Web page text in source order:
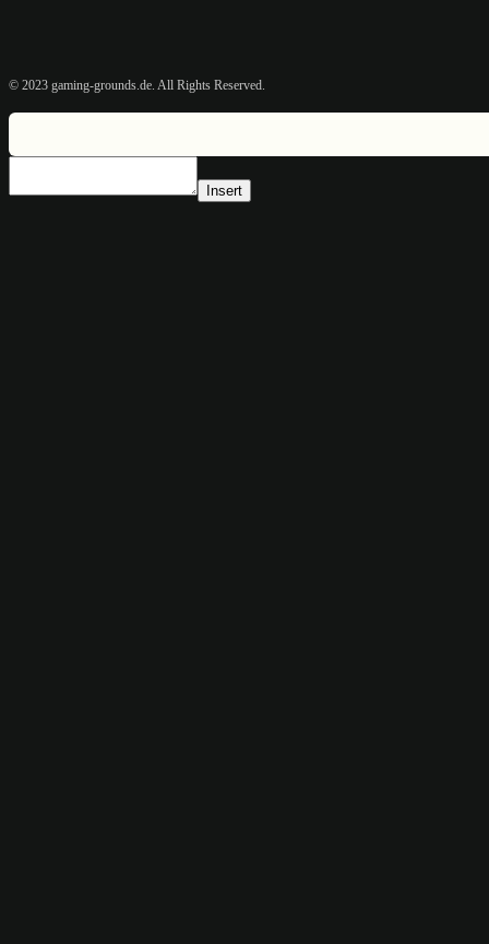
© 2023 gaming-grounds.de. All Rights Reserved.
Insert